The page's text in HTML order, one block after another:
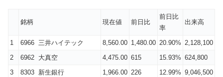
銘柄 現在値 前日比
前日比
率
出来高
1 6966 三井ハイテック 8,560.00 1,480.00 20.90% 2,128,100
2
6962 大真空 4,475.00 615 15.93% 624,800
3
8303 新生銀行 1,966.00 226 12.99% 9,046,500